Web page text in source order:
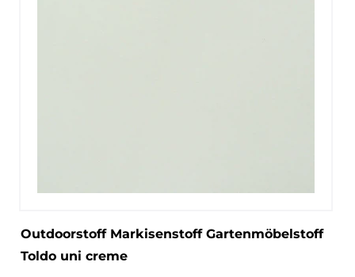
Outdoorstoff Markisenstoff Gartenmöbelstoff
Toldo uni creme